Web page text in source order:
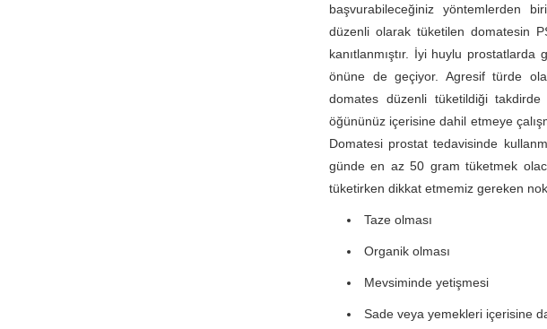
başvurabileceğiniz yöntemlerden
düzenli olarak tüketilen domatesin
kanıtlanmıştır. İyi huylu
önüne de geçiyor. Agresif türde
domates düzenli tüketildiği
öğününüz içerisine dahil etmeye
Domatesi prostat tedavisinde
günde en az 50 gram tüketmek
tüketirken dikkat etmemiz gereken
Taze olması
Organik olması
Mevsiminde yetişmesi
Sade veya yemekleri içerisine